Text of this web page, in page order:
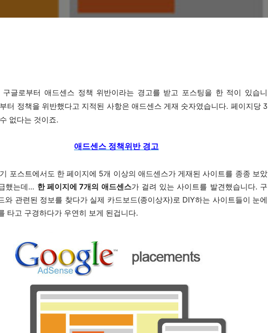
구글로부터 애드센스 정책 위반이라는 경고를 받고 포스팅을 한 적이 있습니
터 정책을 위반했다고 지적된 사항은 애드센스 게재 숫자였습니다. 페이지당 3
없다는 것이죠.
애드센스 정책위반 경고
포스트에서도 한 페이지에 5개 이상의 애드센스가 게재된 사이트를 종종 보았
했는데... 한 페이지에 7개의 애드센스가 걸려 있는 사이트를 발견했습니다. 구
와 관련된 정보를 찾다가 실제 카드보드(종이상자)로 DIY하는 사이트들이 눈에
타고 구경하다가 우연히 보게 된겁니다.